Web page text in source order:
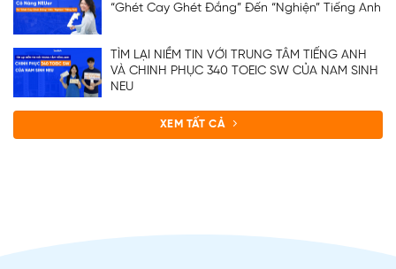
“Ghét Cay Ghét Đắng” Đến “Nghiện” Tiếng Anh
TÌM LẠI NIỀM TIN VỚI TRUNG TÂM TIẾNG ANH
VÀ CHINH PHỤC 340 TOEIC SW CỦA NAM SINH
NEU
XEM TẤT CẢ